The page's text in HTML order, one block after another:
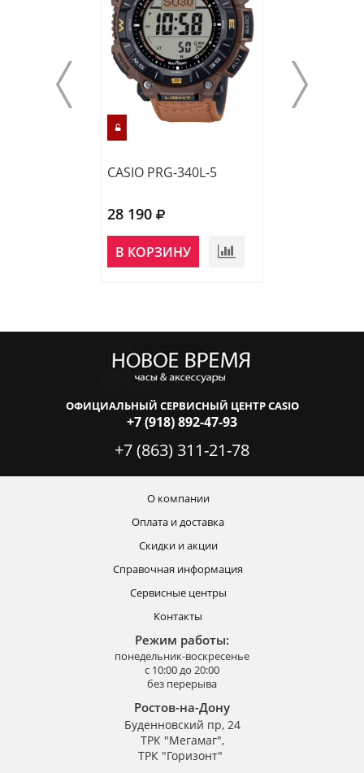
CASIO PRG-340L-5
28 190
В КОРЗИНУ
ОФИЦИАЛЬНЫЙ СЕРВИСНЫЙ ЦЕНТР CASIO
+7 (918) 892-47-93
+7 (863) 311-21-78
О компании
Оплата и доставка
Скидки и акции
Справочная информация
Сервисные центры
Контакты
Режим работы:
понедельник-воскресенье
с 10:00 до 20:00
без перерыва
Ростов-на-Дону
Буденновский пр, 24
ТРК "Мегамаг",
ТРК "Горизонт"